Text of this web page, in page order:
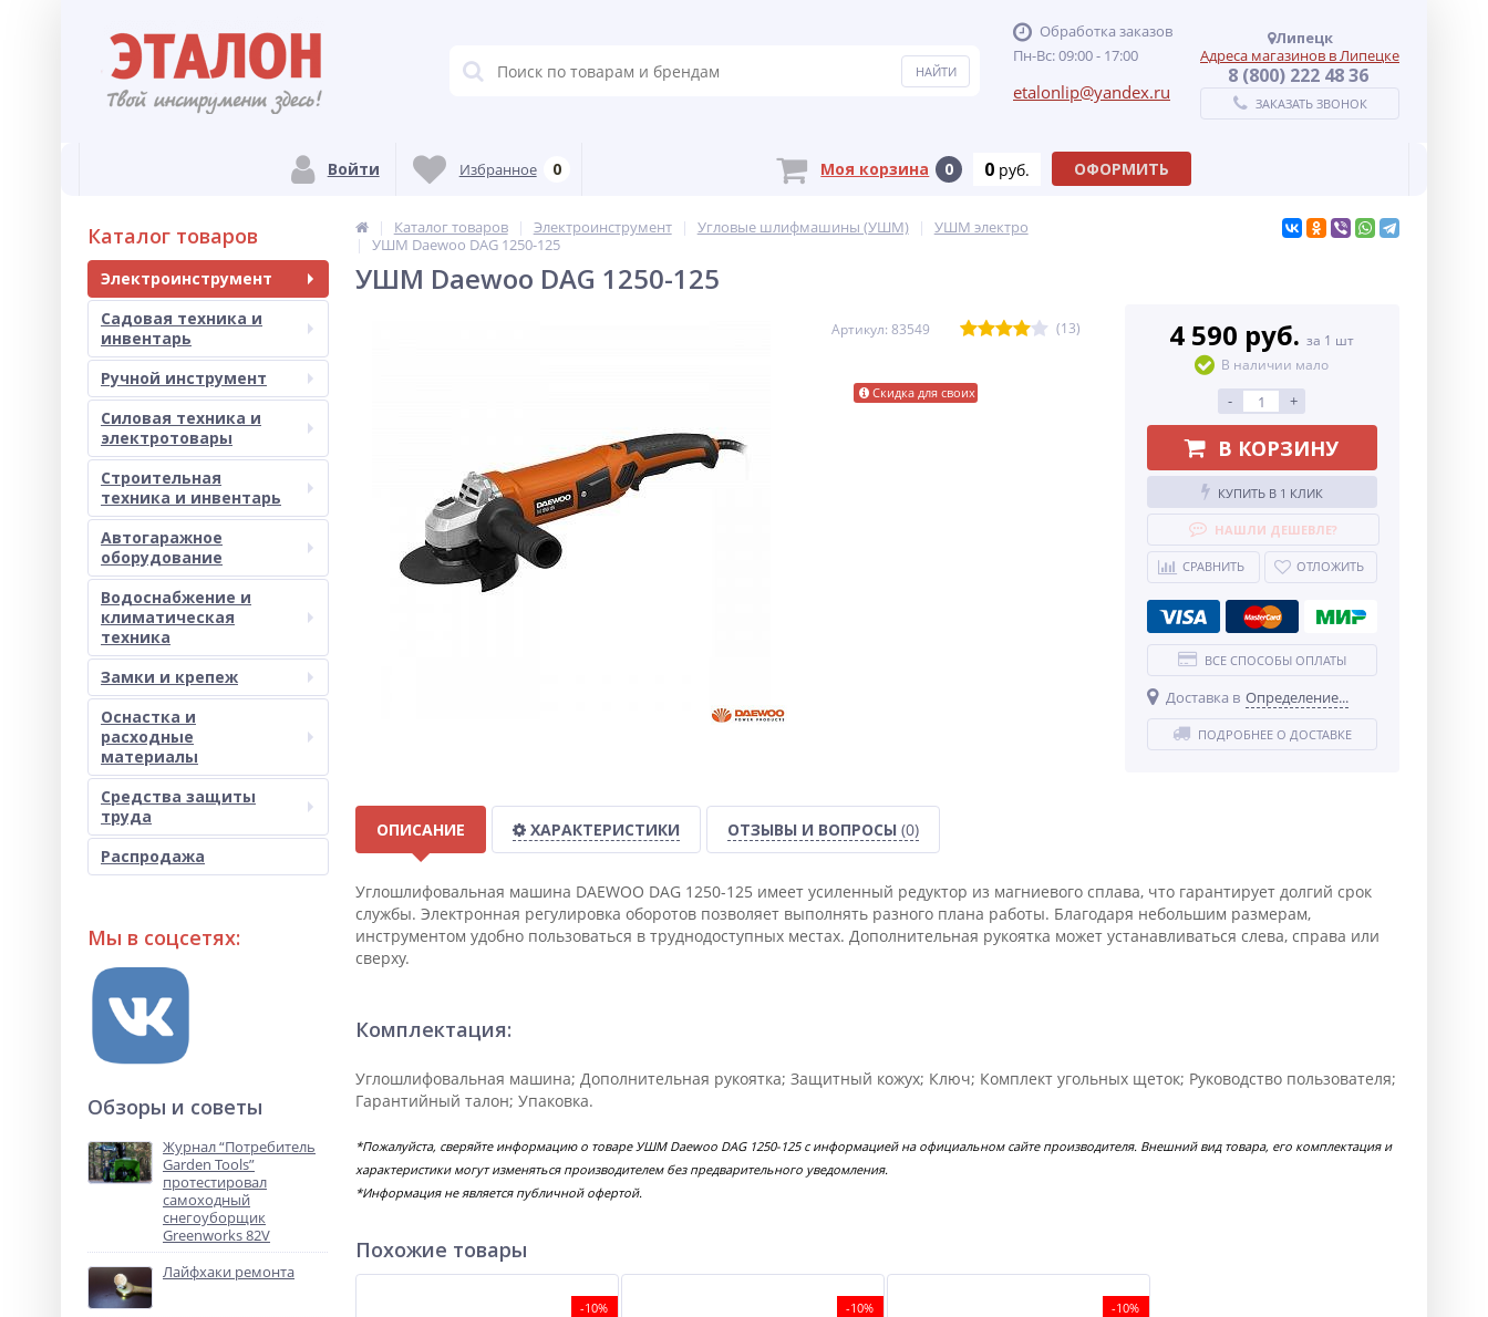
Обработка заказов
Пн-Вс: 09:00 - 17:00
etalonlip@yandex.ru
Липецк
Адреса магазинов в Липецке
8 (800) 222 48 36
ЗАКАЗАТЬ ЗВОНОК
Войти Избранное 0 Моя корзина 0 0 руб. ОФОРМИТЬ
Каталог товаров
Электроинструмент
Садовая техника и
инвентарь
Ручной инструмент
Силовая техника и
электротовары
Строительная
техника и инвентарь
Автогаражное
оборудование
Водоснабжение и
климатическая
техника
Замки и крепеж
Оснастка и
расходные
материалы
Средства защиты
труда
Распродажа
Мы в соцсетях:
Обзоры и советы
Журнал “Потребитель
Garden Tools”
протестировал
самоходный
снегоуборщик
Greenworks 82V
Лайфхаки ремонта
Каталог товаров Электроинструмент Угловые шлифмашины (УШМ)
УШМ электро
УШМ Daewoo DAG 1250-125
УШМ Daewoo DAG 1250-125
Артикул: 83549 (13)
Скидка для своих
4 590 руб.за 1 шт
В наличии мало
- +
В КОРЗИНУ
КУПИТЬ В 1 КЛИК
НАШЛИ ДЕШЕВЛЕ?
СРАВНИТЬ ОТЛОЖИТЬ
ВСЕ СПОСОБЫ ОПЛАТЫ
Доставка в Определение...
ПОДРОБНЕЕ О ДОСТАВКЕ
ОПИСАНИЕ ХАРАКТЕРИСТИКИ ОТЗЫВЫ И ВОПРОСЫ (0)
Углошлифовальная машина DAEWOO DAG 1250-125 имеет усиленный редуктор из магниевого сплава, что гарантирует долгий срок
службы. Электронная регулировка оборотов позволяет выполнять разного плана работы. Благодаря небольшим размерам,
инструментом удобно пользоваться в труднодоступных местах. Дополнительная рукоятка может устанавливаться слева, справа или
сверху.
Комплектация:
Углошлифовальная машина; Дополнительная рукоятка; Защитный кожух; Ключ; Комплект угольных щеток; Руководство пользователя;
Гарантийный талон; Упаковка.
*Пожалуйста, сверяйте информацию о товаре УШМ Daewoo DAG 1250-125 с информацией на официальном сайте производителя. Внешний вид товара, его комплектация и
характеристики могут изменяться производителем без предварительного уведомления.
*Информация не является публичной офертой.
Похожие товары
-10% -10% -10%